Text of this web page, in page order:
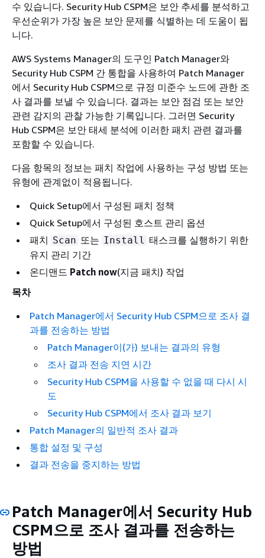
수 있습니다. Security Hub CSPM은 보안 추세를 분석하고
우선순위가 가장 높은 보안 문제를 식별하는 데 도움이 됩
니다.
AWS Systems Manager의 도구인 Patch Manager와
Security Hub CSPM 간 통합을 사용하여 Patch Manager
에서 Security Hub CSPM으로 규정 미준수 노드에 관한 조
사 결과를 보낼 수 있습니다. 결과는 보안 점검 또는 보안
관련 감지의 관찰 가능한 기록입니다. 그러면 Security
Hub CSPM은 보안 태세 분석에 이러한 패치 관련 결과를
포함할 수 있습니다.
다음 항목의 정보는 패치 작업에 사용하는 구성 방법 또는
유형에 관계없이 적용됩니다.
Quick Setup에서 구성된 패치 정책
Quick Setup에서 구성된 호스트 관리 옵션
패치 Scan 또는 Install 태스크를 실행하기 위한
유지 관리 기간
온디맨드 Patch now(지금 패치) 작업
목차
Patch Manager에서 Security Hub CSPM으로 조사 결
과를 전송하는 방법
Patch Manager이(가) 보내는 결과의 유형
조사 결과 전송 지연 시간
Security Hub CSPM을 사용할 수 없을 때 다시 시
도
Security Hub CSPM에서 조사 결과 보기
Patch Manager의 일반적 조사 결과
통합 설정 및 구성
결과 전송을 중지하는 방법
Patch Manager에서 Security Hub
CSPM으로 조사 결과를 전송하는
방법